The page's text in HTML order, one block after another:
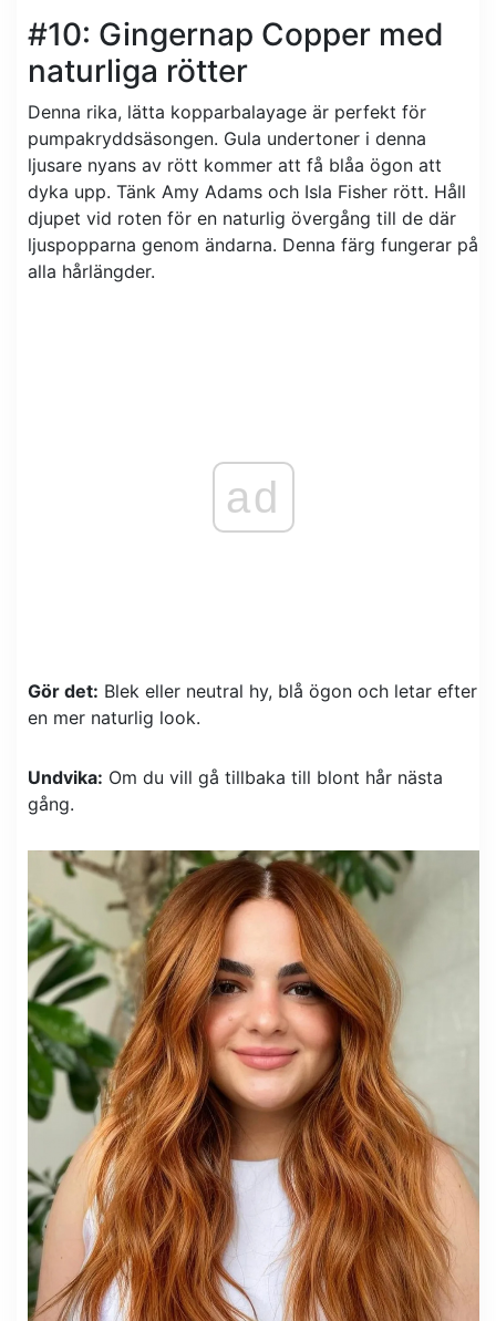
#10: Gingernap Copper med
naturliga rötter
Denna rika, lätta kopparbalayage är perfekt för
pumpakryddsäsongen. Gula undertoner i denna
ljusare nyans av rött kommer att få blåa ögon att
dyka upp. Tänk Amy Adams och Isla Fisher rött. Håll
djupet vid roten för en naturlig övergång till de där
ljuspopparna genom ändarna. Denna färg fungerar på
alla hårlängder.
ad
Gör det: Blek eller neutral hy, blå ögon och letar efter
en mer naturlig look.
Undvika: Om du vill gå tillbaka till blont hår nästa
gång.